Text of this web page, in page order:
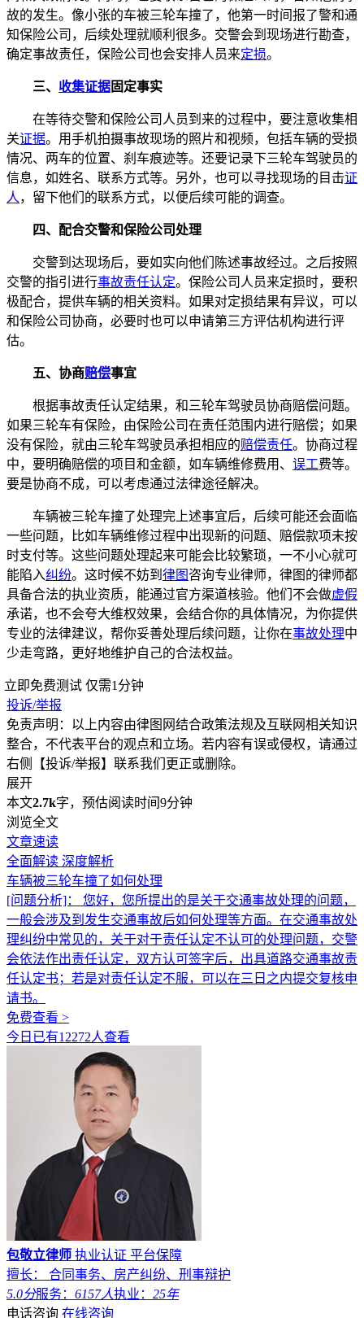
故的发生。像小张的车被三轮车撞了，他第一时间报了警和通
知保险公司，后续处理就顺利很多。交警会到现场进行勘查，
确定事故责任，保险公司也会安排人员来定损。
三、 收集证据固定事实
在等待交警和保险公司人员到来的过程中，要注意收集相
关证据。用手机拍摄事故现场的照片和视频，包括车辆的受损
情况、两车的位置、刹车痕迹等。还要记录下三轮车驾驶员的
信息，如姓名、联系方式等。另外，也可以寻找现场的目击证
人 ，留下他们的联系方式，以便后续可能的调查。
四、配合交警和保险公司处理
交警到达现场后，要如实向他们陈述事故经过。之后按照
交警的指引进行事故责任认定。保险公司人员来定损时，要积
极配合，提供车辆的相关资料。如果对定损结果有异议，可以
和保险公司协商，必要时也可以申请第三方评估机构进行评
估。
五、协商赔偿事宜
根据事故责任认定结果，和三轮车驾驶员协商赔偿问题。
如果三轮车有保险，由保险公司在责任范围内进行赔偿；如果
没有保险，就由三轮车驾驶员承担相应的赔偿责任。协商过程
中，要明确赔偿的项目和金额，如车辆维修费用、 误工费等。
要是协商不成，可以考虑通过法律途径解决。
车辆被三轮车撞了处理完上述事宜后，后续可能还会面临
一些问题，比如车辆维修过程中出现新的问题、赔偿款项未按
时支付等。这些问题处理起来可能会比较繁琐，一不小心就可
能陷入纠纷。这时候不妨到 律图 咨询专业律师，律图的律师都
具备合法的执业资质，能通过官方渠道核验。他们不会做虚假
承诺，也不会夸大维权效果，会结合你的具体情况，为你提供
专业的法律建议，帮你妥善处理后续问题，让你在事故处理中
少走弯路，更好地维护自己的合法权益。
立即免费测试 仅需1分钟
投诉/举报
免责声明：以上内容由律图网结合政策法规及互联网相关知识
整合，不代表平台的观点和立场。若内容有误或侵权，请通过
右侧【投诉/举报】联系我们更正或删除。
展开
本文2.7k字，预估阅读时间9分钟
浏览全文
文章速读
全面解读 深度解析
车辆被三轮车撞了如何处理
[问题分析]：
您好，您所提出的是关于交通事故处理的问题，
一般会涉及到发生交通事故后如何处理等方面。在交通事故处
理纠纷中常见的，关于对于责任认定不认可的处理问题，交警
会依法作出责任认定，双方认可签字后，出具道路交通事故责
任认定书；若是对责任认定不服，可以在三日之内提交复核申
请书。
免费查看 >
今日已有12272人查看
包敬立律师 执业认证 平台保障
擅长： 合同事务、房产纠纷、刑事辩护
5.0分服务： 6157人执业： 25年
电话咨询 在线咨询